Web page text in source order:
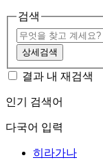
검색
상세검색
결과 내 재검색
인기 검색어
다국어 입력
히라가나